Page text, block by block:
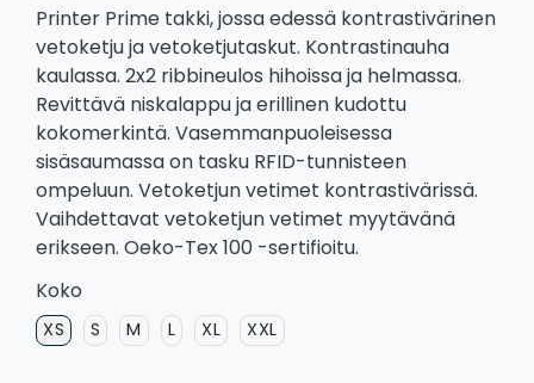
Printer Prime takki, jossa edessä kontrastivärinen
vetoketju ja vetoketjutaskut. Kontrastinauha
kaulassa. 2x2 ribbineulos hihoissa ja helmassa.
Revittävä niskalappu ja erillinen kudottu
kokomerkintä. Vasemmanpuoleisessa
sisäsaumassa on tasku RFID-tunnisteen
ompeluun. Vetoketjun vetimet kontrastivärissä.
Vaihdettavat vetoketjun vetimet myytävänä
erikseen. Oeko-Tex 100 -sertifioitu.
Koko
XS S M L XL XXL